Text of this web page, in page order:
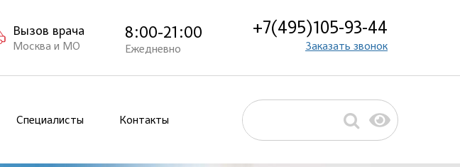
Вызов врача
Москва и МО
8:00-21:00
Ежедневно
+7(495)105-93-44
Заказать звонок
Специалисты Контакты